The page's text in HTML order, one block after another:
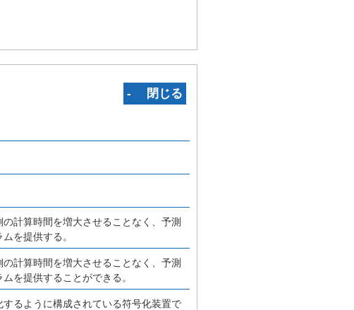
‐ 閉じる
計算時間を増大させることなく、予測
を提供する。
計算時間を増大させることなく、予測
を提供することができる。
るように構成されている符号化装置で